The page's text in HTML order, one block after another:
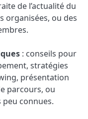
de l’actualité du
organisées, ou des
: conseils pour
stratégies
présentation
parcours, ou
connues.